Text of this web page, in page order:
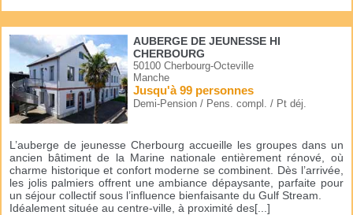
AUBERGE DE JEUNESSE HI
CHERBOURG
50100 Cherbourg-Octeville
Manche
Jusqu'à 99 personnes
Demi-Pension / Pens. compl. / Pt déj.
L’auberge de jeunesse Cherbourg accueille les groupes dans un
ancien bâtiment de la Marine nationale entièrement rénové, où
charme historique et confort moderne se combinent. Dès l’arrivée,
les jolis palmiers offrent une ambiance dépaysante, parfaite pour
un séjour collectif sous l’influence bienfaisante du Gulf Stream.
Idéalement située au centre-ville, à proximité des[...]